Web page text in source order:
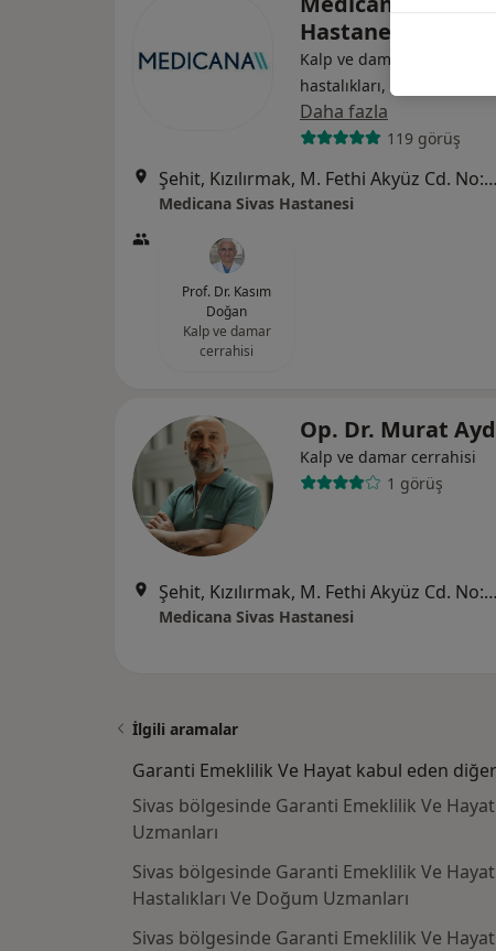
Hastanesi
Kalp ve damar cerrahisi, İç
hastalıkları,
Daha fazla
119 görüş
Şehit, Kızılırmak, M. Fethi Akyüz Cd. No: 8Merkez/Sivas, Sivas
Medicana Sivas Hastanesi
Prof. Dr. Kasım
Doğan
Kalp ve damar
cerrahisi
Op. Dr. Murat
Kalp ve damar cerrahisi
1 görüş
Şehit, Kızılırmak, M. Fethi Akyüz Cd. No: 8Merkez/Sivas, Sivas
Medicana Sivas Hastanesi
İlgili aramalar
Garanti Emeklilik Ve Hayat kabul eden
Sivas bölgesinde Garanti Emeklilik Ve
Uzmanları
Sivas bölgesinde Garanti Emeklilik Ve
Hastalıkları Ve Doğum Uzmanları
Sivas bölgesinde Garanti Emeklilik Ve